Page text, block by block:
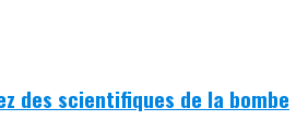
des scientifiques de la bombe